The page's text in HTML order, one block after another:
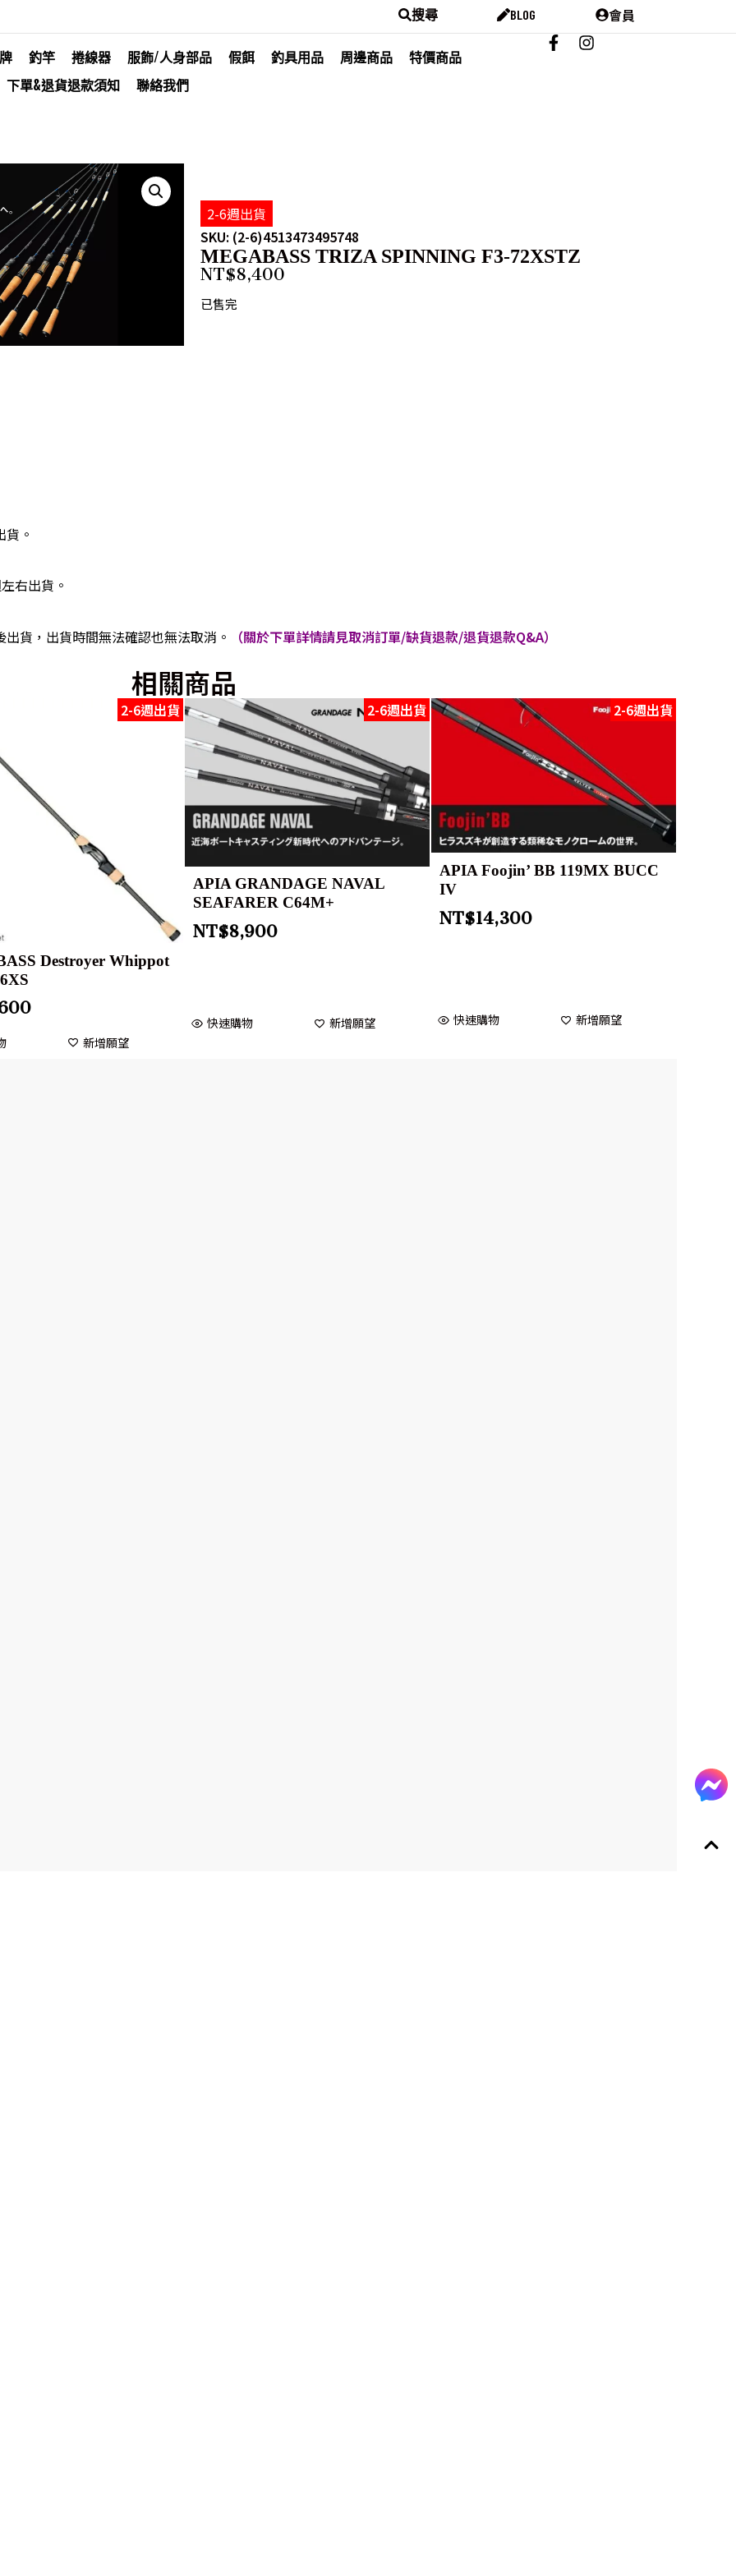
搜尋 BLOG 會員
釣竿 捲線器 服飾/人身部品 假餌 釣具用品 周邊商品
特價商品
下單&退貨退款須知
聯絡我們
2-6週出貨
SKU: (2-6)4513473495748
MEGABASS TRIZA SPINNING F3-72XSTZ
NT$8,400
已售完
。
右出貨。
貨，出貨時間無法確認也無法取消。 （關於下單詳情請見取消訂單/缺貨退款/退貨退款Q&A）
相關商品
2-6週出貨
Destroyer Whippot
新增願望
2-6週出貨
APIA GRANDAGE NAVAL
SEAFARER C64M+
NT$8,900
快速購物 新增願望
2-6週出貨
APIA Foojin’ BB 119MX BUCC
IV
NT$14,300
快速購物 新增願望